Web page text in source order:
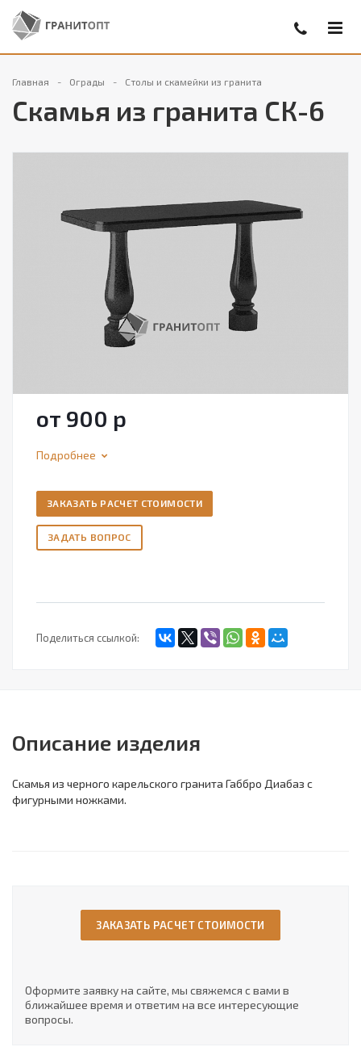
Главная Ограды Столы и скамейки из гранита
Скамья из гранита СК-6
от 900 р
Подробнее
ЗАКАЗАТЬ РАСЧЕТ СТОИМОСТИ
ЗАДАТЬ ВОПРОС
Поделиться ссылкой:
Описание изделия
Скамья из черного карельского гранита Габбро Диабаз с
фигурными ножками.
ЗАКАЗАТЬ РАСЧЕТ СТОИМОСТИ
Оформите заявку на сайте, мы свяжемся с вами в
ближайшее время и ответим на все интересующие
вопросы.